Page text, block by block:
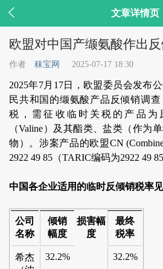
 文章详情页
欧盟对中国产缬氨酸作出
作者 秣宝网 2025-07-17 18:30
2025年7月17日，欧盟委员会发布
民共和国的缬氨酸产品反倾销调
税，需征收临时关税的产品为
（Valine）及其酯类、盐类（作为
物）。涉案产品的欧盟CN
2922 49 85（TARIC编码为2922 49 85
中国各企业适用的临时反倾销税率见
公司
名称
倾销
幅度
损害幅
度
最终
税率
希杰
32.2% 32.2%